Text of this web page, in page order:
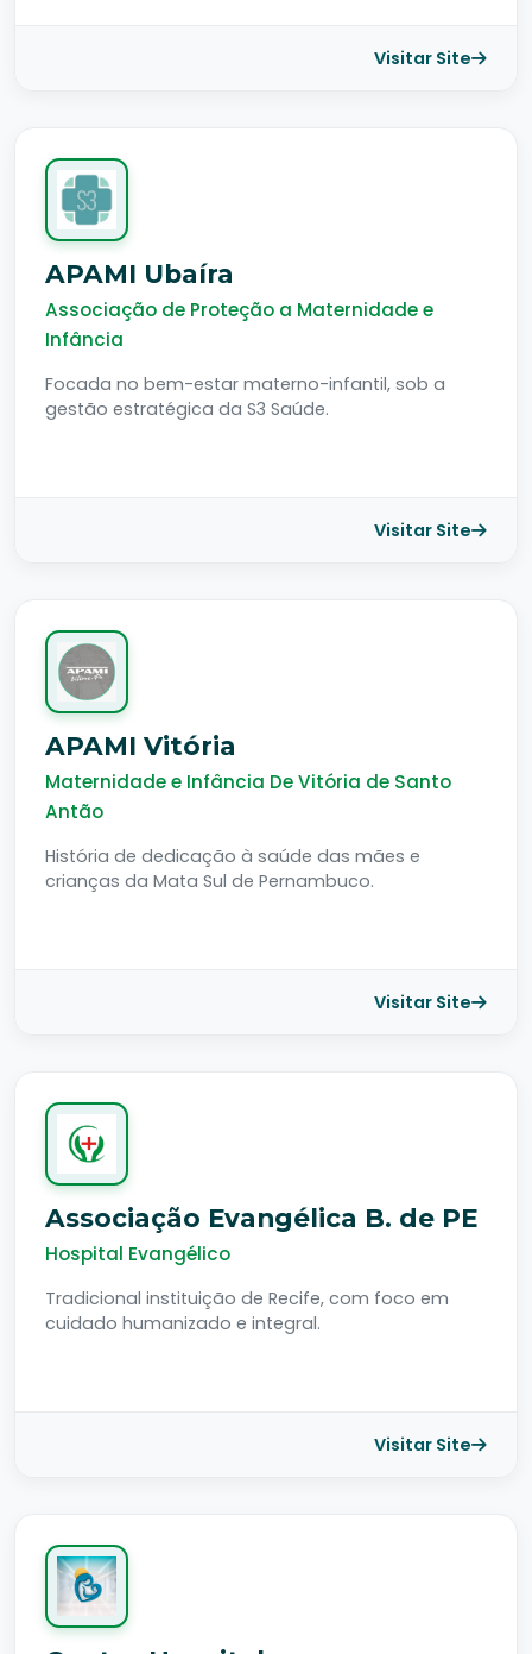
Visitar Site
APAMI Ubaíra
Associação de Proteção a Maternidade e
Infância
Focada no bem-estar materno-infantil, sob a
gestão estratégica da S3 Saúde.
Visitar Site
APAMI Vitória
Maternidade e Infância De Vitória de Santo
Antão
História de dedicação à saúde das mães e
crianças da Mata Sul de Pernambuco.
Visitar Site
Associação Evangélica B. de PE
Hospital Evangélico
Tradicional instituição de Recife, com foco em
cuidado humanizado e integral.
Visitar Site